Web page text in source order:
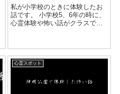
私が小学校のときに体験したお
話です。 小学校5、6年の時に、
心霊体験や怖い話がクラスでは
こっくりさんや エンジェル様を
楽しんでいる子が多かった事を
覚...
心霊スポット